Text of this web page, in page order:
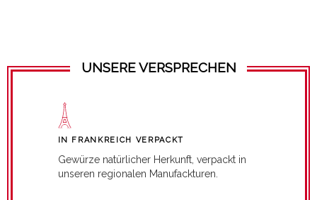
UNSERE VERSPRECHEN
IN FRANKREICH VERPACKT
Gewürze natürlicher Herkunft, verpackt in
unseren regionalen Manufackturen.